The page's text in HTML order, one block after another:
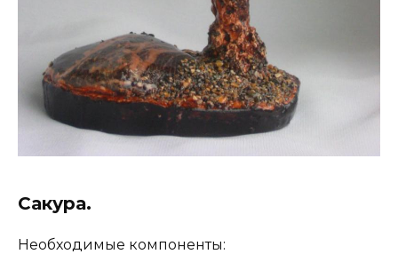
Сакура.
Необходимые компоненты: